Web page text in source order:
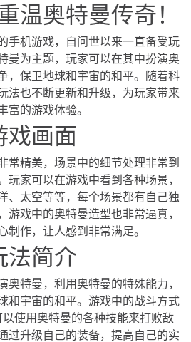
温奥特曼传奇！
手机游戏，自问世以来一直备受玩
曼为主题，玩家可以在其中扮演奥
，保卫地球和宇宙的和平。随着科
法也不断更新和升级，为玩家带来
富的游戏体验。
戏画面
常精美，场景中的细节处理非常到
玩家可以在游戏中看到各种场景，
、太空等等，每个场景都有自己独
游戏中的奥特曼造型也非常逼真，
制作，让人感到非常满足。
法简介
奥特曼，利用奥特曼的特殊能力，
和宇宙的和平。游戏中的战斗方式
使用奥特曼的各种技能来打败敌
过升级自己的装备，提高自己的实